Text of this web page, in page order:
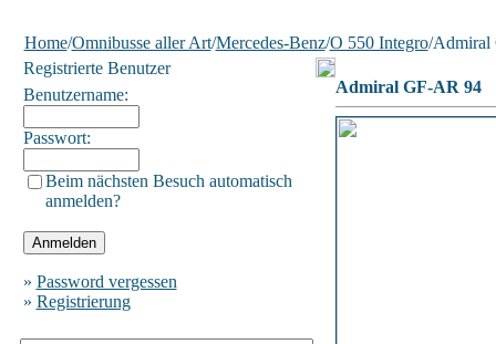
Home/Omnibusse aller Art/Mercedes-Benz/O 550 Integro/Admiral
Registrierte Benutzer
Benutzername:
Passwort:
Beim nächsten Besuch automatisch
anmelden?
» Password vergessen
» Registrierung
Admiral GF-AR 94